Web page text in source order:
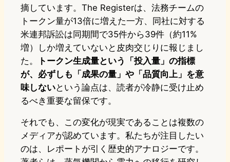
摘しています。The Registerは、法務チームの
トークン量が13倍に増えた一方、同社に対する
米連邦訴訟は同期間で35件から39件（約11%
増）しか増えていないと皮肉交じりに報じまし
た。
トークン生成量という「投入量」の指標
が、必ずしも「成果の量」や「品質向上」を意
味しないという論点は、読者が冷静に受け止め
るべき重要な留保です。
それでも、この変化が現実であることは複数の
メディアが認めています。私たちが注目したい
のは、レポートが引く歴史的アナロジーです。